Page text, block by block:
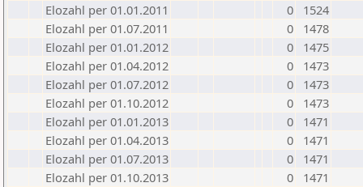
Elozahl per 01.01.2011
0
1524
Elozahl per 01.07.2011
0
1478
Elozahl per 01.01.2012
0
1475
Elozahl per 01.04.2012
0
1473
Elozahl per 01.07.2012
0
1473
Elozahl per 01.10.2012
0
1473
Elozahl per 01.01.2013
0
1471
Elozahl per 01.04.2013
0
1471
Elozahl per 01.07.2013
0
1471
Elozahl per 01.10.2013
0
1471